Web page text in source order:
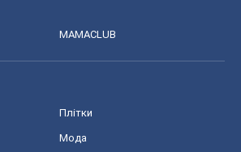
MAMACLUB
Плітки
Мода